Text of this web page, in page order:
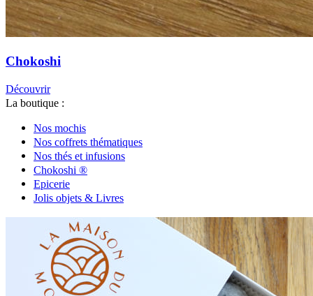
Chokoshi
Découvrir
La boutique :
Nos mochis
Nos coffrets thématiques
Nos thés et infusions
Chokoshi ®
Epicerie
Jolis objets & Livres